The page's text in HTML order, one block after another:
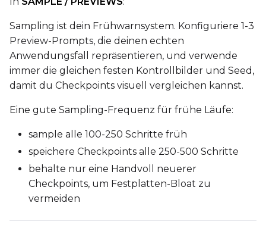
Sampling ist dein Frühwarnsystem. Konfiguriere 1-3
Preview-Prompts, die deinen echten
Anwendungsfall repräsentieren, und verwende
immer die gleichen festen Kontrollbilder und Seed,
damit du Checkpoints visuell vergleichen kannst.
Eine gute Sampling-Frequenz für frühe Läufe:
sample alle 100-250 Schritte früh
speichere Checkpoints alle 250-500 Schritte
behalte nur eine Handvoll neuerer
Checkpoints, um Festplatten-Bloat zu
vermeiden